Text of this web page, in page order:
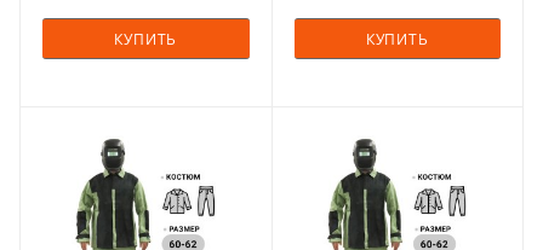
КУПИТЬ
Вес, кг
КУПИТЬ
Материал
брезент, спилок
Страна изготовления
Россия
Материал
брезент, спилок
Страна изготовления
Россия